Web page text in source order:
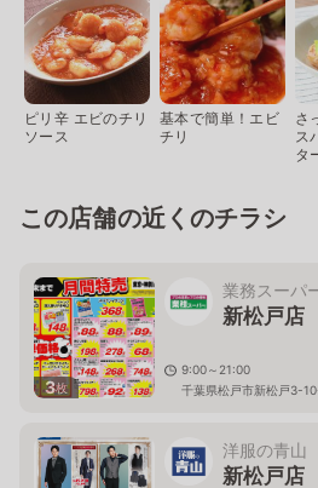
ピリ辛 エビのチリ
ソース
基本で簡単！エビ
チリ
さ
ス
タ
この店舗の近くのチラシ
3枚
業務スーパ
新松戸店
9:00～21:00
千葉県松戸市新松戸3-
洋服の青山
新松戸店